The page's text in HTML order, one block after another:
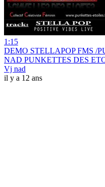
1:15
DEMO STELLAPOP FMS /
NAD PUNKETTES DES
Vj nad
il y a 12 ans